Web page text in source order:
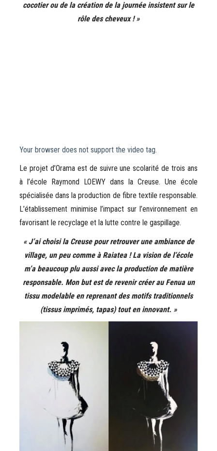
cocotier ou de la création de la journée insistent sur le
rôle des cheveux ! »
Your browser does not support the video tag.
Le projet d’Orama est de suivre une scolarité de trois ans
à l’école Raymond LOEWY dans la Creuse. Une école
spécialisée dans la production de fibre textile responsable.
L’établissement minimise l’impact sur l’environnement en
favorisant le recyclage et la lutte contre le gaspillage.
« J’ai choisi la Creuse pour retrouver une ambiance de
village, un peu comme à Raiatea ! La vision de l’école
m’a beaucoup plu aussi avec la production de matière
responsable. Mon but est de revenir créer au Fenua un
tissu modelable en reprenant des motifs traditionnels
(tissus imprimés, tapas) tout en innovant. »